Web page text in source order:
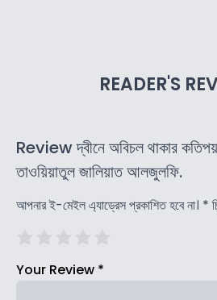
READER'S
Review দ্বীনে অবিচল থাকার
তাওয়িয়াতুল জালিয়াত আলজুলফি.
আপনার ই-মেইল এ্যাড্রেস প্রকাশিত হবে না। *
Your Review *